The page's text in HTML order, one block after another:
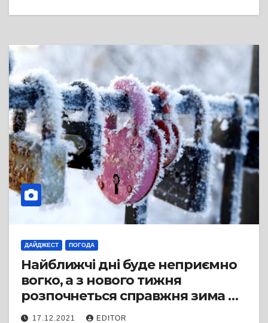
ДАЙДЖЕСТ ПОГОДА
Найближчі дні буде неприємно
вогко, а з нового тижня
розпочнеться справжня зима —
синоптики
17.12.2021 EDITOR